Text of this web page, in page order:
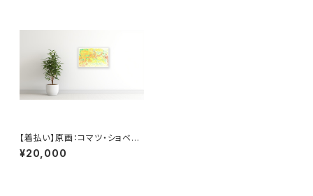
【着払い】原画：コマツ・ショベル
カー（Illustrator 牧野亮介）
¥20,000